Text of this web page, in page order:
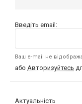
Введіть email:
Ваш e-mail не
або Авторизуйтесь
Актуальність